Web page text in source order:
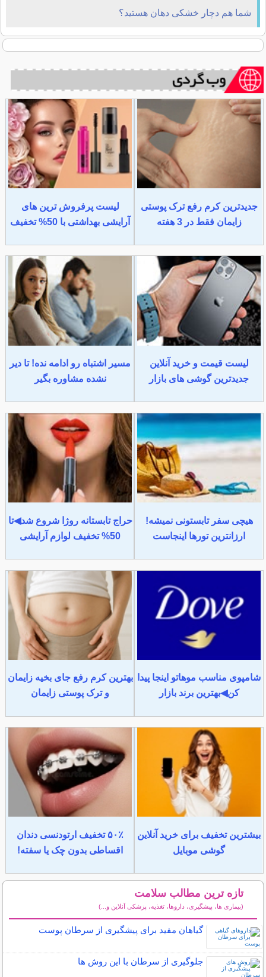
شما هم دچار خشکی دهان هستید؟
جدیدترین کرم رفع ترک پوستی
زایمان فقط در 3 هفته
لیست پرفروش ترین های
آرایشی بهداشتی با 50% تخفیف
لیست قیمت و خرید آنلاین
جدیدترین گوشی های بازار
مسیر اشتباه رو ادامه نده! تا دیر
نشده مشاوره بگیر
هیچی سفر تابستونی نمیشه!
ارزانترین تورها اینجاست
حراج تابستانه روژا شروع شد◀تا
50% تخفیف لوازم آرایشی
شامپوی مناسب موهاتو اینجا پیدا
کن◀بهترین برند بازار
بهترین کرم رفع جای بخیه زایمان
و ترک پوستی زایمان
بیشترین تخفیف برای خرید آنلاین
گوشی موبایل
۵۰٪ تخفیف ارتودنسی دندان
اقساطی بدون چک یا سفته!
تازه ترین مطالب سلامت
(بیماری ها، پیشگیری، داروها، تغذیه، پزشکی آنلاین و...)
گیاهان مفید برای پیشگیری از سرطان پوست
جلوگیری از سرطان با این روش ها